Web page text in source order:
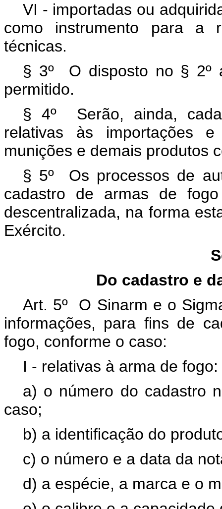
VI - importadas ou
como instrumento para a
técnicas.
§ 3º O disposto no § 2º
permitido.
§ 4º Serão, ainda,
relativas às importações
munições e demais produtos
§ 5º Os processos de
cadastro de armas de
descentralizada, na forma
Exército.
Do cadastro e
Art. 5º O Sinarm e o
informações, para fins de
fogo, conforme o caso:
I - relativas à arma de fogo:
a) o número do cadastro
caso;
b) a identificação do
c) o número e a data da
d) a espécie, a marca e o